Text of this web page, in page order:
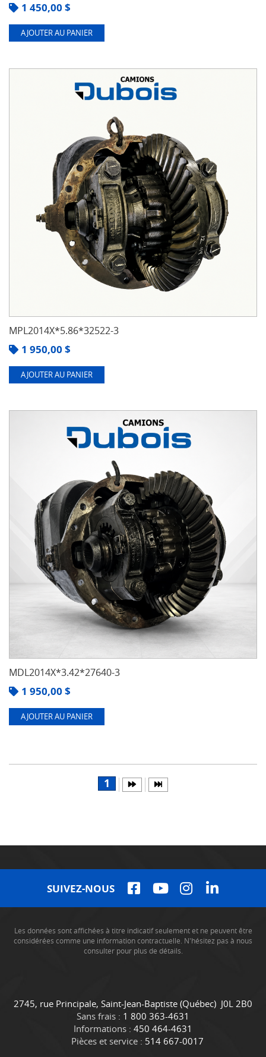
1 450,00 $
AJOUTER AU PANIER
MPL2014X*5.86*32522-3
1 950,00 $
AJOUTER AU PANIER
MDL2014X*3.42*27640-3
1 950,00 $
AJOUTER AU PANIER
1
SUIVEZ-NOUS
Les données sont affichées à titre indicatif seulement et ne peuvent être
considérées comme une information contractuelle. N'hésitez pas à nous
consulter pour plus de détails.
C
o
n
t
C
a
m
i
2745, rue Principale, Saint-Jean-Baptiste (Québec) J0L 2B0
Sans frais : 1 800 363-4631
Informations : 450 464-4631
Pièces et service : 514 667-0017